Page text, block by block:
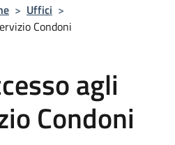
> Uffici >
Condoni
agli
Condoni